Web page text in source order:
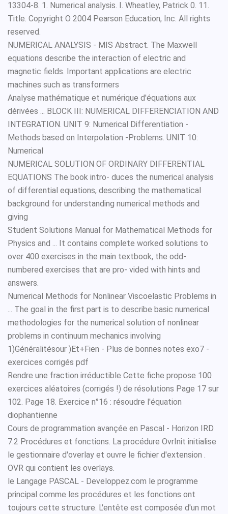
13304-8. 1. Numerical analysis. I. Wheatley, Patrick 0. 11.
Title. Copyright O 2004 Pearson Education, Inc. All rights
reserved.
NUMERICAL ANALYSIS - MIS Abstract. The Maxwell
equations describe the interaction of electric and
magnetic fields. Important applications are electric
machines such as transformers
Analyse mathématique et numérique d'équations aux
dérivées ... BLOCK III: NUMERICAL DIFFERENCIATION AND
INTEGRATION. UNIT 9: Numerical Differentiation -
Methods based on Interpolation -Problems. UNIT 10:
Numerical
NUMERICAL SOLUTION OF ORDINARY DIFFERENTIAL
EQUATIONS The book intro- duces the numerical analysis
of differential equations, describing the mathematical
background for understanding numerical methods and
giving
Student Solutions Manual for Mathematical Methods for
Physics and ... It contains complete worked solutions to
over 400 exercises in the main textbook, the odd-
numbered exercises that are pro- vided with hints and
answers.
Numerical Methods for Nonlinear Viscoelastic Problems in
... The goal in the first part is to describe basic numerical
methodologies for the numerical solution of nonlinear
problems in continuum mechanics involving
1)Généralitésour )Et+Fien - Plus de bonnes notes exo7 -
exercices corrigés pdf
Rendre une fraction irréductible Cette fiche propose 100
exercices aléatoires (corrigés !) de résolutions Page 17 sur
102. Page 18. Exercice n°16 : résoudre l'équation
diophantienne
Cours de programmation avançée en Pascal - Horizon IRD
7.2 Procédures et fonctions. La procédure OvrInit initialise
le gestionnaire d'overlay et ouvre le fichier d'extension .
OVR qui contient les overlays.
le Langage PASCAL - Developpez.com le programme
principal comme les procédures et les fonctions ont
toujours cette structure. L'entête est composée d'un mot